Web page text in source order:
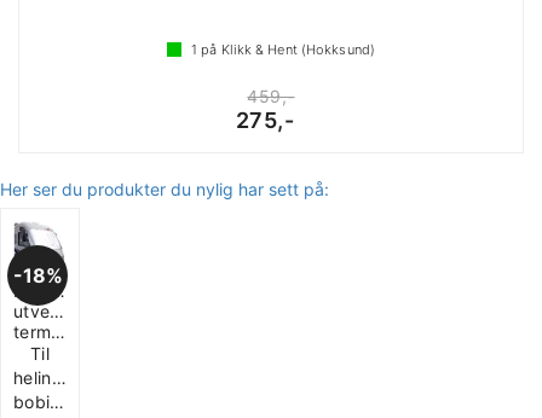
1 på Klikk & Hent (Hokksund)
459,-
275,-
Her ser du produkter du nylig har sett på:
18%
Hindermann
utvendig
termomatte
Til
helintegrert
bobiler